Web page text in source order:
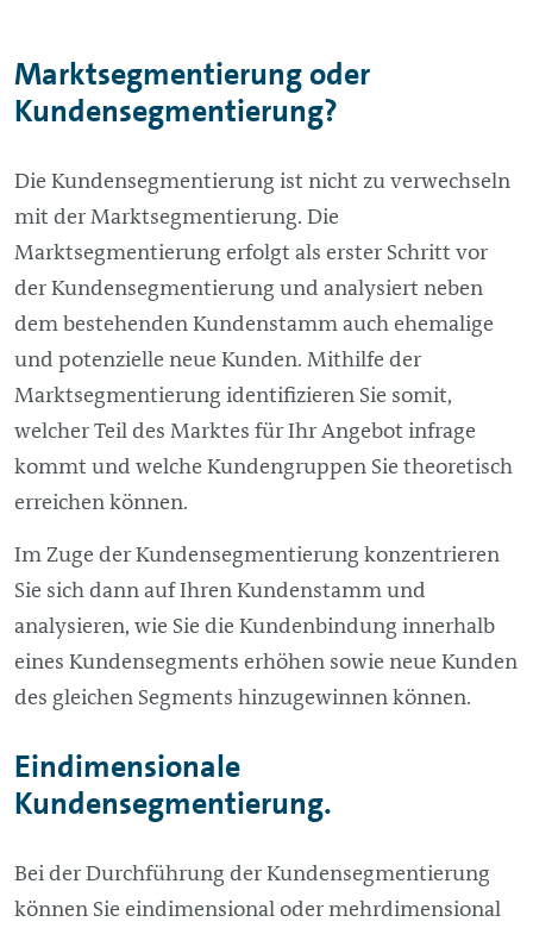
Marktsegmentierung oder
Kundensegmentierung?
Die Kundensegmentierung ist nicht zu verwechseln
mit der Marktsegmentierung. Die
Marktsegmentierung erfolgt als erster Schritt vor
der Kundensegmentierung und analysiert neben
dem bestehenden Kundenstamm auch ehemalige
und potenzielle neue Kunden. Mithilfe der
Marktsegmentierung identifizieren Sie somit,
welcher Teil des Marktes für Ihr Angebot infrage
kommt und welche Kundengruppen Sie theoretisch
erreichen können.
Im Zuge der Kundensegmentierung konzentrieren
Sie sich dann auf Ihren Kundenstamm und
analysieren, wie Sie die Kundenbindung innerhalb
eines Kundensegments erhöhen sowie neue Kunden
des gleichen Segments hinzugewinnen können.
Eindimensionale
Kundensegmentierung.
Bei der Durchführung der Kundensegmentierung
können Sie eindimensional oder mehrdimensional